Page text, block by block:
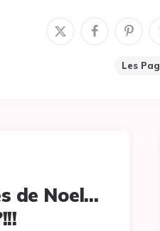
Les
de Noel…